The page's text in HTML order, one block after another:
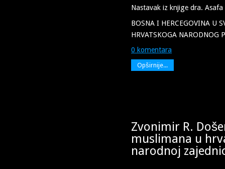
Nastavak iz knjige dra.
BOSNA I HERCEGOVINA U
HRVATSKOGA NARODNOG
0 komentara
Opširnije...
Zvonimir R.
muslimana u
narodnoj